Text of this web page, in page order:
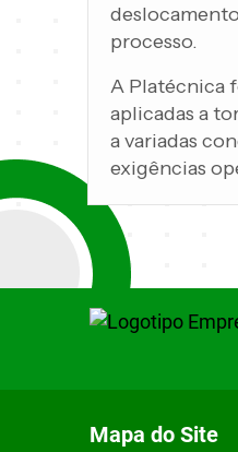
processo.
A Platécnica
aplicadas a
a variadas
exigências
Mapa do Site